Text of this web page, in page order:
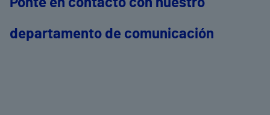
Ponte en contacto con nuestro
departamento de comunicación